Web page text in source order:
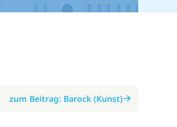
zum Beitrag: Barock (Kunst)